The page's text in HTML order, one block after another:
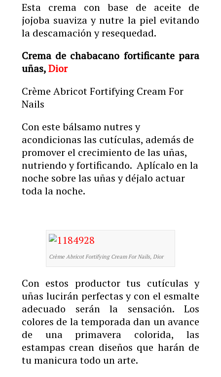
Esta crema con base de aceite de
jojoba suaviza y nutre la piel evitando
la descamación y resequedad.
Crema de chabacano fortificante para
uñas,Dior
Crème Abricot Fortifying Cream For
Nails
Con este bálsamo nutres y
acondicionas las cutículas, además de
promover el crecimiento de las uñas,
nutriendo y fortificando. Aplícalo en la
noche sobre las uñas y déjalo actuar
toda la noche.
Crème Abricot Fortifying Cream For Nails, Dior
Con estos productor tus cutículas y
uñas lucirán perfectas y con el esmalte
adecuado serán la sensación. Los
colores de la temporada dan un avance
de una primavera colorida, las
estampas crean diseños que harán de
tu manicura todo un arte.